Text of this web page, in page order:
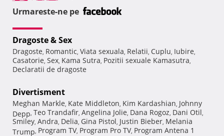
Urmareste-ne pe
Dragoste & Sex
Dragoste, Romantic, Viata sexuala, Relatii, Cuplu, Iubire,
Casatorie, Sex, Kama Sutra, Pozitii sexuale Kamasutra,
Declaratii de dragoste
Divertisment
Meghan Markle, Kate Middleton, Kim Kardashian, Johnny
Depp, Teo Trandafir, Angelina Jolie, Dana Rogoz, Dani Otil,
Smiley, Andra, Delia, Gina Pistol, Justin Bieber, Melania
Trump, Program TV, Program Pro TV, Program Antena 1